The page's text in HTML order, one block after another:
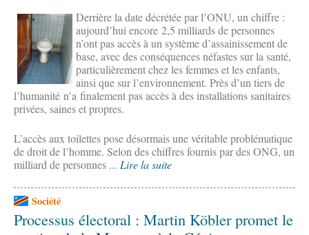
Derrière la date décrétée par l’ONU, un chiffre :
aujourd’hui encore 2,5 milliards de personnes
n’ont pas accès à un système d’assainissement de
base, avec des conséquences néfastes sur la santé,
particulièrement chez les femmes et les enfants,
ainsi que sur l’environnement. Près d’un tiers de
l’humanité n’a finalement pas accès à des installations sanitaires
privées, saines et propres.
L’accès aux toilettes pose désormais une véritable problématique
de droit de l’homme. Selon des chiffres fournis par des ONG, un
milliard de personnes ... Lire la suite
Société
Processus électoral : Martin Köbler promet le